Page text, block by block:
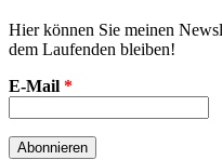
Hier können Sie meinen
dem Laufenden bleiben!
E-Mail *